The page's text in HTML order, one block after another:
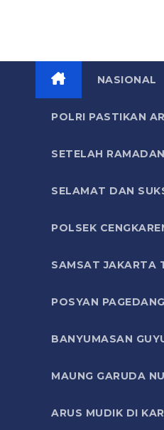
NASIONAL
POLRI PASTIKAN
SETELAH
SELAMAT DAN
POLSEK
SAMSAT JAKARTA
POSYAN
BANYUMASAN
MAUNG GARUDA
ARUS MUDIK DI